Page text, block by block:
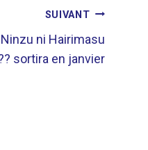
SUIVANT
ni Hairimasu
sortira en janvier